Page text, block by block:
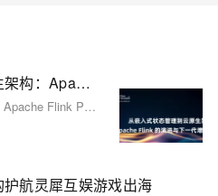
从嵌入式状态管理到云原生架构：Apache Flink 的演进与下一代增量计算范式
本文整理自阿里云资深技术专家、Apache Flink PMC 成员梅源在 Flink Forward Asia 新加坡 2025上的分享，深入解析 Flink 状态管理系统的发展历程，从核心设计到 Flink 2.0 存算分离架构，并展望未来基于流批一体的通用增量计算方向。
航灵犀互娱游戏出海